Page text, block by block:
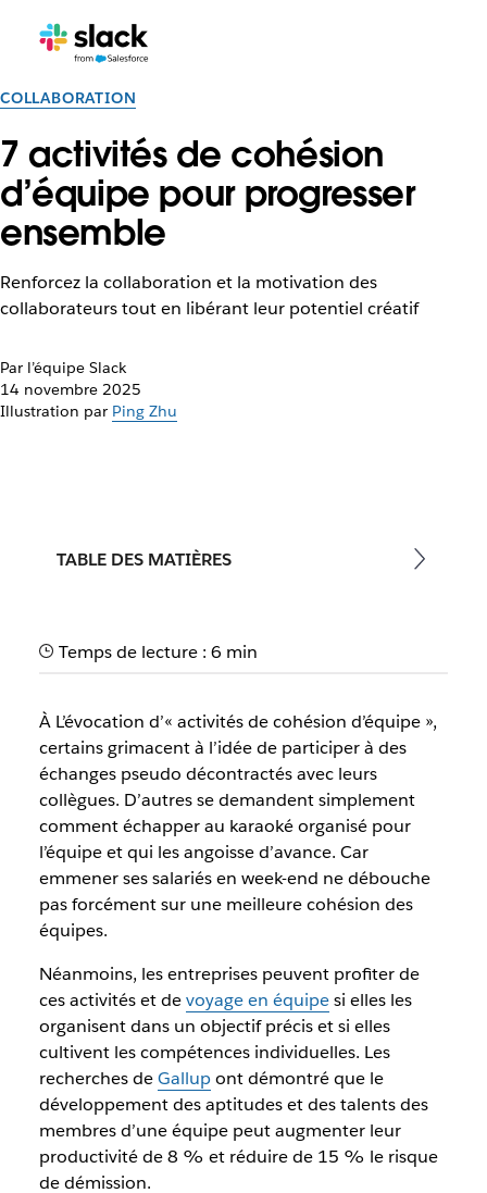
COLLABORATION
7 activités de cohésion
d’équipe pour progresser
ensemble
Renforcez la collaboration et la motivation des
collaborateurs tout en libérant leur potentiel créatif
Par l’équipe Slack
14 novembre 2025
Illustration par Ping Zhu
TABLE DES MATIÈRES
Temps de lecture : 6 min
À L’évocation d’« activités de cohésion d’équipe »,
certains grimacent à l’idée de participer à des
échanges pseudo décontractés avec leurs
collègues. D’autres se demandent simplement
comment échapper au karaoké organisé pour
l’équipe et qui les angoisse d’avance. Car
emmener ses salariés en week-end ne débouche
pas forcément sur une meilleure cohésion des
équipes.
Néanmoins, les entreprises peuvent profiter de
ces activités et devoyage en équipesi elles les
organisent dans un objectif précis et si elles
cultivent les compétences individuelles. Les
recherches deGallupont démontré que le
développement des aptitudes et des talents des
membres d’une équipe peut augmenter leur
productivité de 8 % et réduire de 15 % le risque
de démission.